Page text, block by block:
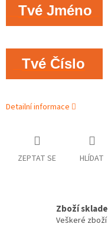
Tvé Jméno
Tvé Číslo
Detailní informace
ZEPTAT SE HLÍDAT
Zboží
Veškeré